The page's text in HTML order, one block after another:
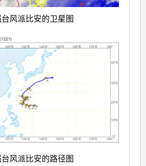
风派比安的卫星图
风派比安的路径图